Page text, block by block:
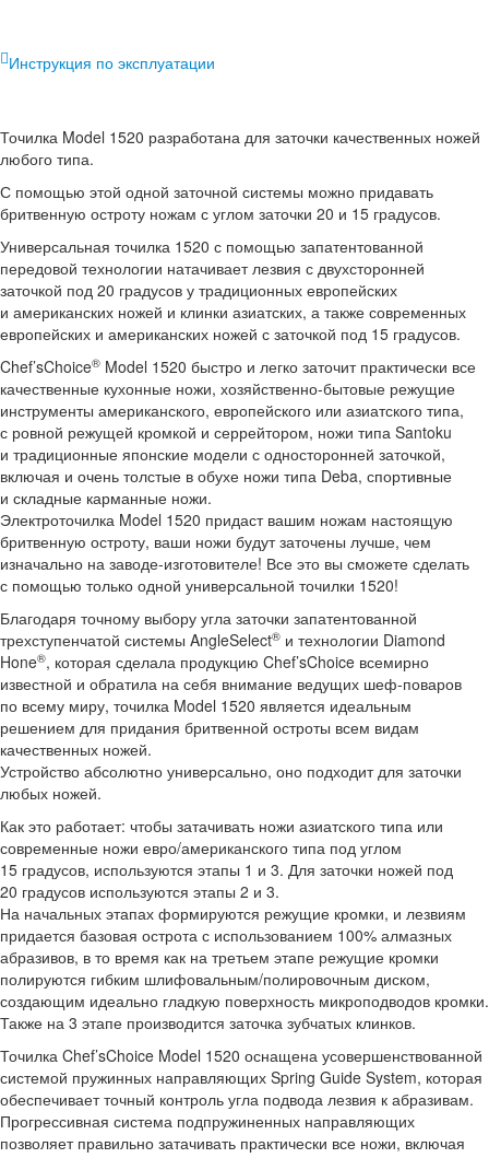
Инструкция по эксплуатации
Точилка Model 1520 разработана для заточки качественных ножей
любого типа.
С помощью этой одной заточной системы можно придавать
бритвенную остроту ножам с углом заточки 20 и 15 градусов.
Универсальная точилка 1520 с помощью запатентованной
передовой технологии натачивает лезвия с двухсторонней
заточкой под 20 градусов у традиционных европейских
и американских ножей и клинки азиатских, а также современных
европейских и американских ножей с заточкой под 15 градусов.
Chef’sChoice® Model 1520 быстро и легко заточит практически все
качественные кухонные ножи, хозяйственно-бытовые режущие
инструменты американского, европейского или азиатского типа,
с ровной режущей кромкой и серрейтором, ножи типа Santoku
и традиционные японские модели с односторонней заточкой,
включая и очень толстые в обухе ножи типа Deba, спортивные
и складные карманные ножи.
Электроточилка Model 1520 придаст вашим ножам настоящую
бритвенную остроту, ваши ножи будут заточены лучше, чем
изначально на заводе-изготовителе! Все это вы сможете сделать
с помощью только одной универсальной точилки 1520!
Благодаря точному выбору угла заточки запатентованной
трехступенчатой системы AngleSelect® и технологии Diamond
Hone®, которая сделала продукцию Chef’sChoice всемирно
известной и обратила на себя внимание ведущих шеф-поваров
по всему миру, точилка Model 1520 является идеальным
решением для придания бритвенной остроты всем видам
качественных ножей.
Устройство абсолютно универсально, оно подходит для заточки
любых ножей.
Как это работает: чтобы затачивать ножи азиатского типа или
современные ножи евро/американского типа под углом
15 градусов, используются этапы 1 и 3. Для заточки ножей под
20 градусов используются этапы 2 и 3.
На начальных этапах формируются режущие кромки, и лезвиям
придается базовая острота с использованием 100% алмазных
абразивов, в то время как на третьем этапе режущие кромки
полируются гибким шлифовальным/полировочным диском,
создающим идеально гладкую поверхность микроподводов кромки.
Также на 3 этапе производится заточка зубчатых клинков.
Точилка Chef’sChoice Model 1520 оснащена усовершенствованной
системой пружинных направляющих Spring Guide System, которая
обеспечивает точный контроль угла подвода лезвия к абразивам.
Прогрессивная система подпружиненных направляющих
позволяет правильно затачивать практически все ножи, включая